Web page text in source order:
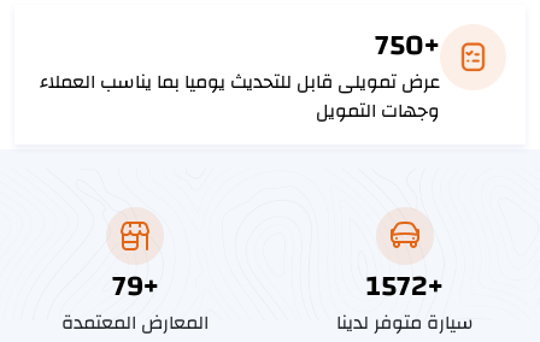
+750
عرض تمويلى قابل للتحديث يوميا بما يناسب العملاء
وجهات التمويل
1754+
سيارة متوفر لدينا
88+
المعارض المعتمدة